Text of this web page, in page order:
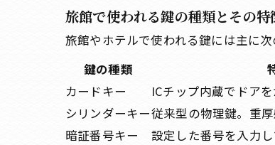
旅館で使われる鍵の種類とその特
旅館やホテルで使われる鍵には主に次
鍵の種類
カードキー
ICチップ内蔵でドア
シリンダーキー従来型の物理鍵。重
暗証番号キー
設定した番号を入力